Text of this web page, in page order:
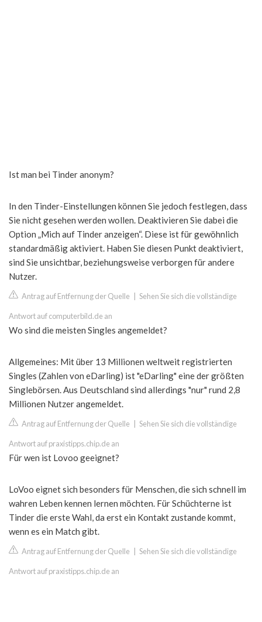
Ist man bei Tinder anonym?
In den Tinder-Einstellungen können Sie jedoch festlegen, dass
Sie nicht gesehen werden wollen. Deaktivieren Sie dabei die
Option „Mich auf Tinder anzeigen“. Diese ist für gewöhnlich
standardmäßig aktiviert. Haben Sie diesen Punkt deaktiviert,
sind Sie unsichtbar, beziehungsweise verborgen für andere
Nutzer.
Antrag auf Entfernung der Quelle Sehen Sie sich die vollständige
Antwort auf computerbild.de an
Wo sind die meisten Singles angemeldet?
Allgemeines: Mit über 13 Millionen weltweit registrierten
Singles (Zahlen von eDarling) ist "eDarling" eine der größten
Singlebörsen. Aus Deutschland sind allerdings "nur" rund 2,8
Millionen Nutzer angemeldet.
Antrag auf Entfernung der Quelle Sehen Sie sich die vollständige
Antwort auf praxistipps.chip.de an
Für wen ist Lovoo geeignet?
LoVoo eignet sich besonders für Menschen, die sich schnell im
wahren Leben kennen lernen möchten. Für Schüchterne ist
Tinder die erste Wahl, da erst ein Kontakt zustande kommt,
wenn es ein Match gibt.
Antrag auf Entfernung der Quelle Sehen Sie sich die vollständige
Antwort auf praxistipps.chip.de an